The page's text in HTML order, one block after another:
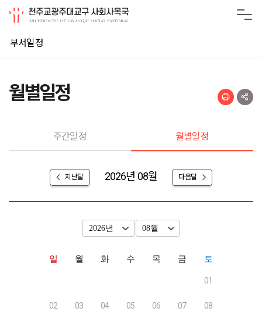
부서일정
월별일정
주간일정 월별일정
지난달 2026년 08월 다음달
일 월 화 수 목 금 토
01
02 03 04 05 06 07 08